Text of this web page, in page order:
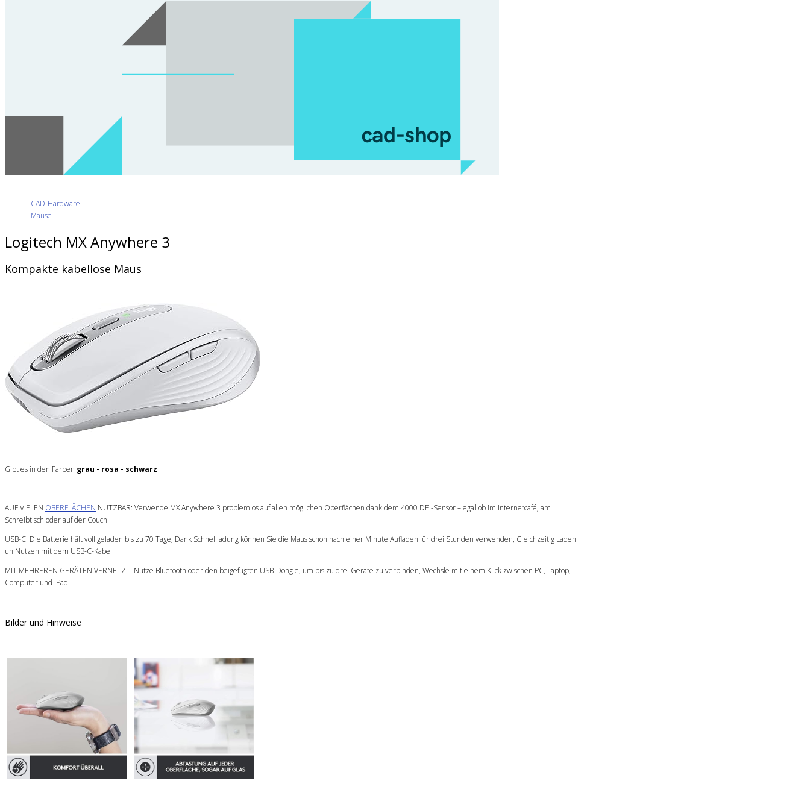
CAD-Hardware
Mäuse
Logitech MX Anywhere 3
Kompakte kabellose Maus
Gibt es in den Farben grau - rosa - schwarz
AUF VIELEN OBERFLÄCHEN NUTZBAR: Verwende MX Anywhere 3 problemlos auf allen möglichen Oberflächen dank dem 4000 DPI-Sensor – egal ob im Internetcafé, am
Schreibtisch oder auf der Couch
USB-C: Die Batterie hält voll geladen bis zu 70 Tage, Dank Schnellladung können Sie die Maus schon nach einer Minute Aufladen für drei Stunden verwenden, Gleichzeitig Laden
un Nutzen mit dem USB-C-Kabel
MIT MEHREREN GERÄTEN VERNETZT: Nutze Bluetooth oder den beigefügten USB-Dongle, um bis zu drei Geräte zu verbinden, Wechsle mit einem Klick zwischen PC, Laptop,
Computer und iPad
Bilder und Hinweise